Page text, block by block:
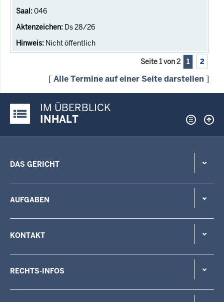
046
Ds 28/26
Nicht öffentlich
Seite 1 von 2 1 2
[Alle Termine auf einer Seite darstellen ]
Justiz-Portal im Überblick:
IM ÜBERBLICK
INHALT
DAS GERICHT
AUFGABEN
KONTAKT
RECHTS-INFOS